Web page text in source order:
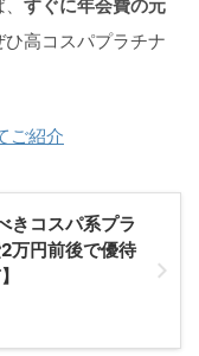
すぐに年会費の元
高コスパプラチナ
ご紹介
きコスパ系プラ
万円前後で優待